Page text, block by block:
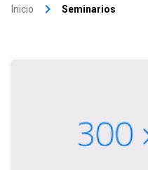
Inicio keyboard_arrow_right Seminarios